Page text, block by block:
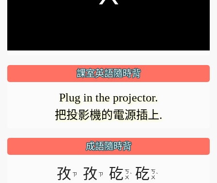
課室英語隨時背
Plug in the projector.
把投影機的電源插上.
成語隨時背
孜 ㄗ 孜 ㄗ 矻 ㄎ
ㄨ ˋ 矻 ㄎ
ㄨ ˋ